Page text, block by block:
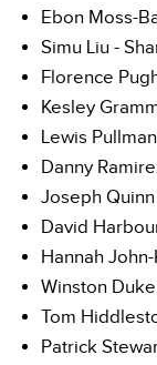
Ebon Moss-
Simu Liu -
Florence
Kesley
Lewis
Danny
Joseph
David
Hannah
Winston Duke
Tom
Patrick